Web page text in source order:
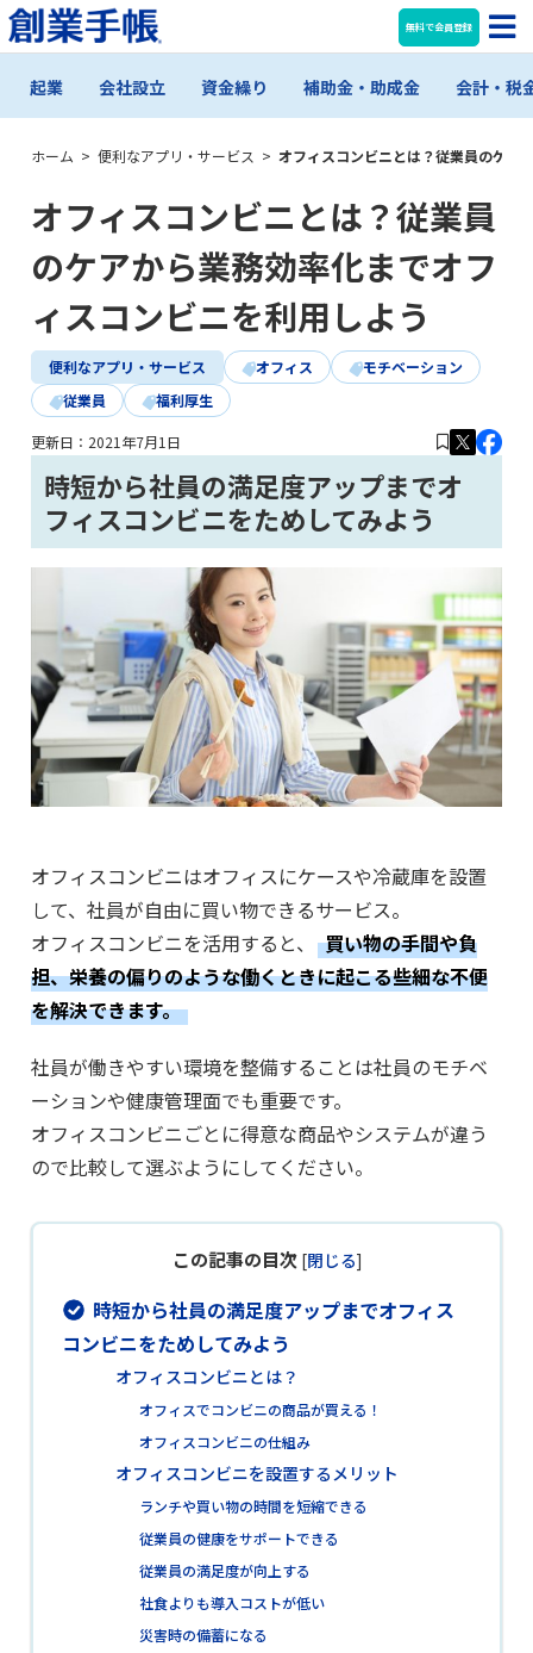
無料で会員登録
起業 会社設立 資金繰り 補助金・助成金 会計・税
ホーム > 便利なアプリ・サービス > オフィスコンビニとは？従業員のケア
オフィスコンビニとは？従業員
のケアから業務効率化までオフ
ィスコンビニを利用しよう
便利なアプリ・サービス オフィス
モチベーション
従業員
福利厚生
更新日： 2021年7月1日
時短から社員の満足度アップまでオ
フィスコンビニをためしてみよう
オフィスコンビニはオフィスにケースや冷蔵庫を設置
して、社員が自由に買い物できるサービス。
オフィスコンビニを活用すると、
買い物の手間や負
担、栄養の偏りのような働くときに起こる些細な不便
を解決できます。
社員が働きやすい環境を整備することは社員のモチベ
ーションや健康管理面でも重要です。
オフィスコンビニごとに得意な商品やシステムが違う
ので比較して選ぶようにしてください。
この記事の目次 [閉じる]
時短から社員の満足度アップまでオフィス
コンビニをためしてみよう
オフィスコンビニとは？
オフィスでコンビニの商品が買える！
オフィスコンビニの仕組み
オフィスコンビニを設置するメリット
ランチや買い物の時間を短縮できる
従業員の健康をサポートできる
従業員の満足度が向上する
社食よりも導入コストが低い
災害時の備蓄になる